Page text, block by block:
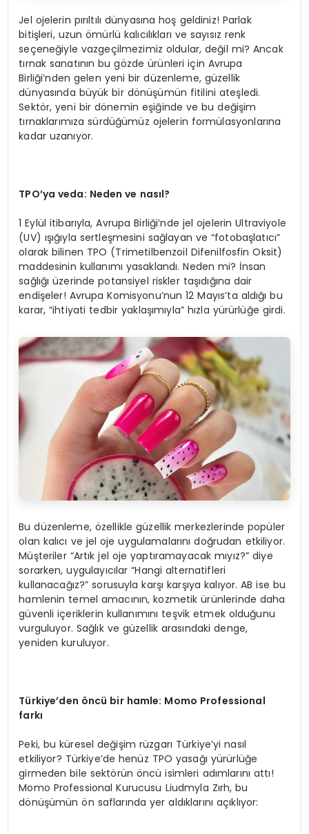
Jel ojelerin pırıltılı dünyasına hoş geldiniz! Parlak
bitişleri, uzun ömürlü kalıcılıkları ve sayısız renk
seçeneğiyle vazgeçilmezimiz oldular, değil mi? Ancak
tırnak sanatının bu gözde ürünleri için Avrupa
Birliği’nden gelen yeni bir düzenleme, güzellik
dünyasında büyük bir dönüşümün fitilini ateşledi.
Sektör, yeni bir dönemin eşiğinde ve bu değişim
tırnaklarımıza sürdüğümüz ojelerin formülasyonlarına
kadar uzanıyor.
TPO’ya veda: Neden ve nasıl?
1 Eylül itibarıyla, Avrupa Birliği’nde jel ojelerin Ultraviyole
(UV) ışığıyla sertleşmesini sağlayan ve “fotobaşlatıcı”
olarak bilinen TPO (Trimetilbenzoil Difenilfosfin Oksit)
maddesinin kullanımı yasaklandı. Neden mi? İnsan
sağlığı üzerinde potansiyel riskler taşıdığına dair
endişeler! Avrupa Komisyonu’nun 12 Mayıs’ta aldığı bu
karar, “ihtiyati tedbir yaklaşımıyla” hızla yürürlüğe girdi.
Bu düzenleme, özellikle güzellik merkezlerinde popüler
olan kalıcı ve jel oje uygulamalarını doğrudan etkiliyor.
Müşteriler “Artık jel oje yaptıramayacak mıyız?” diye
sorarken, uygulayıcılar “Hangi alternatifleri
kullanacağız?” sorusuyla karşı karşıya kalıyor. AB ise bu
hamlenin temel amacının, kozmetik ürünlerinde daha
güvenli içeriklerin kullanımını teşvik etmek olduğunu
vurguluyor. Sağlık ve güzellik arasındaki denge,
yeniden kuruluyor.
Türkiye’den öncü bir hamle: Momo Professional
farkı
Peki, bu küresel değişim rüzgarı Türkiye’yi nasıl
etkiliyor? Türkiye’de henüz TPO yasağı yürürlüğe
girmeden bile sektörün öncü isimleri adımlarını attı!
Momo Professional Kurucusu Liudmyla Zırh, bu
dönüşümün ön saflarında yer aldıklarını açıklıyor: